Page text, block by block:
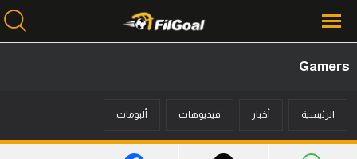
أخبار
Gamers
الرئيسية أخبار فيديوهات ألبومات